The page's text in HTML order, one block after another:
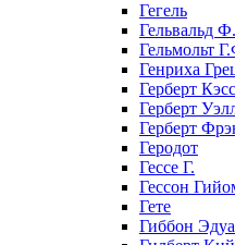
Гегель
Гельвальд Ф.
Гельмольт
Генриха
Герберт
Герберт
Герберт
Геродот
Гессе Г.
Гессон
Гете
Гиббон